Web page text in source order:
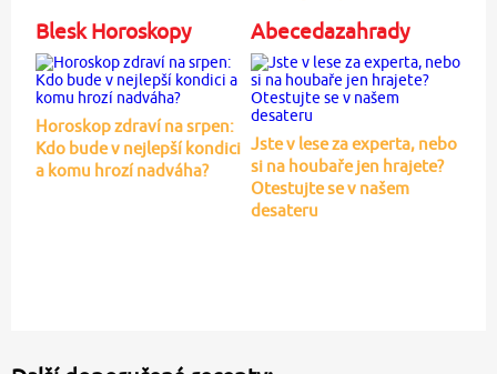
Blesk Horoskopy
Horoskop zdraví na srpen:
Kdo bude v nejlepší kondici
a komu hrozí nadváha?
Abecedazahrady
Jste v lese za experta, nebo
si na houbaře jen hrajete?
Otestujte se v našem
desateru